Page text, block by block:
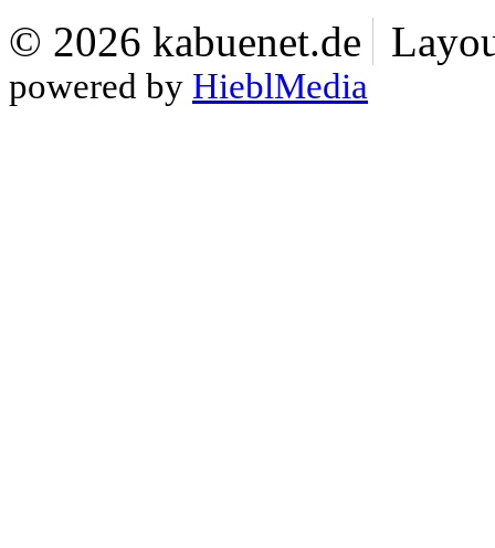
© 2026 kabuenet.de
powered by HieblMedia